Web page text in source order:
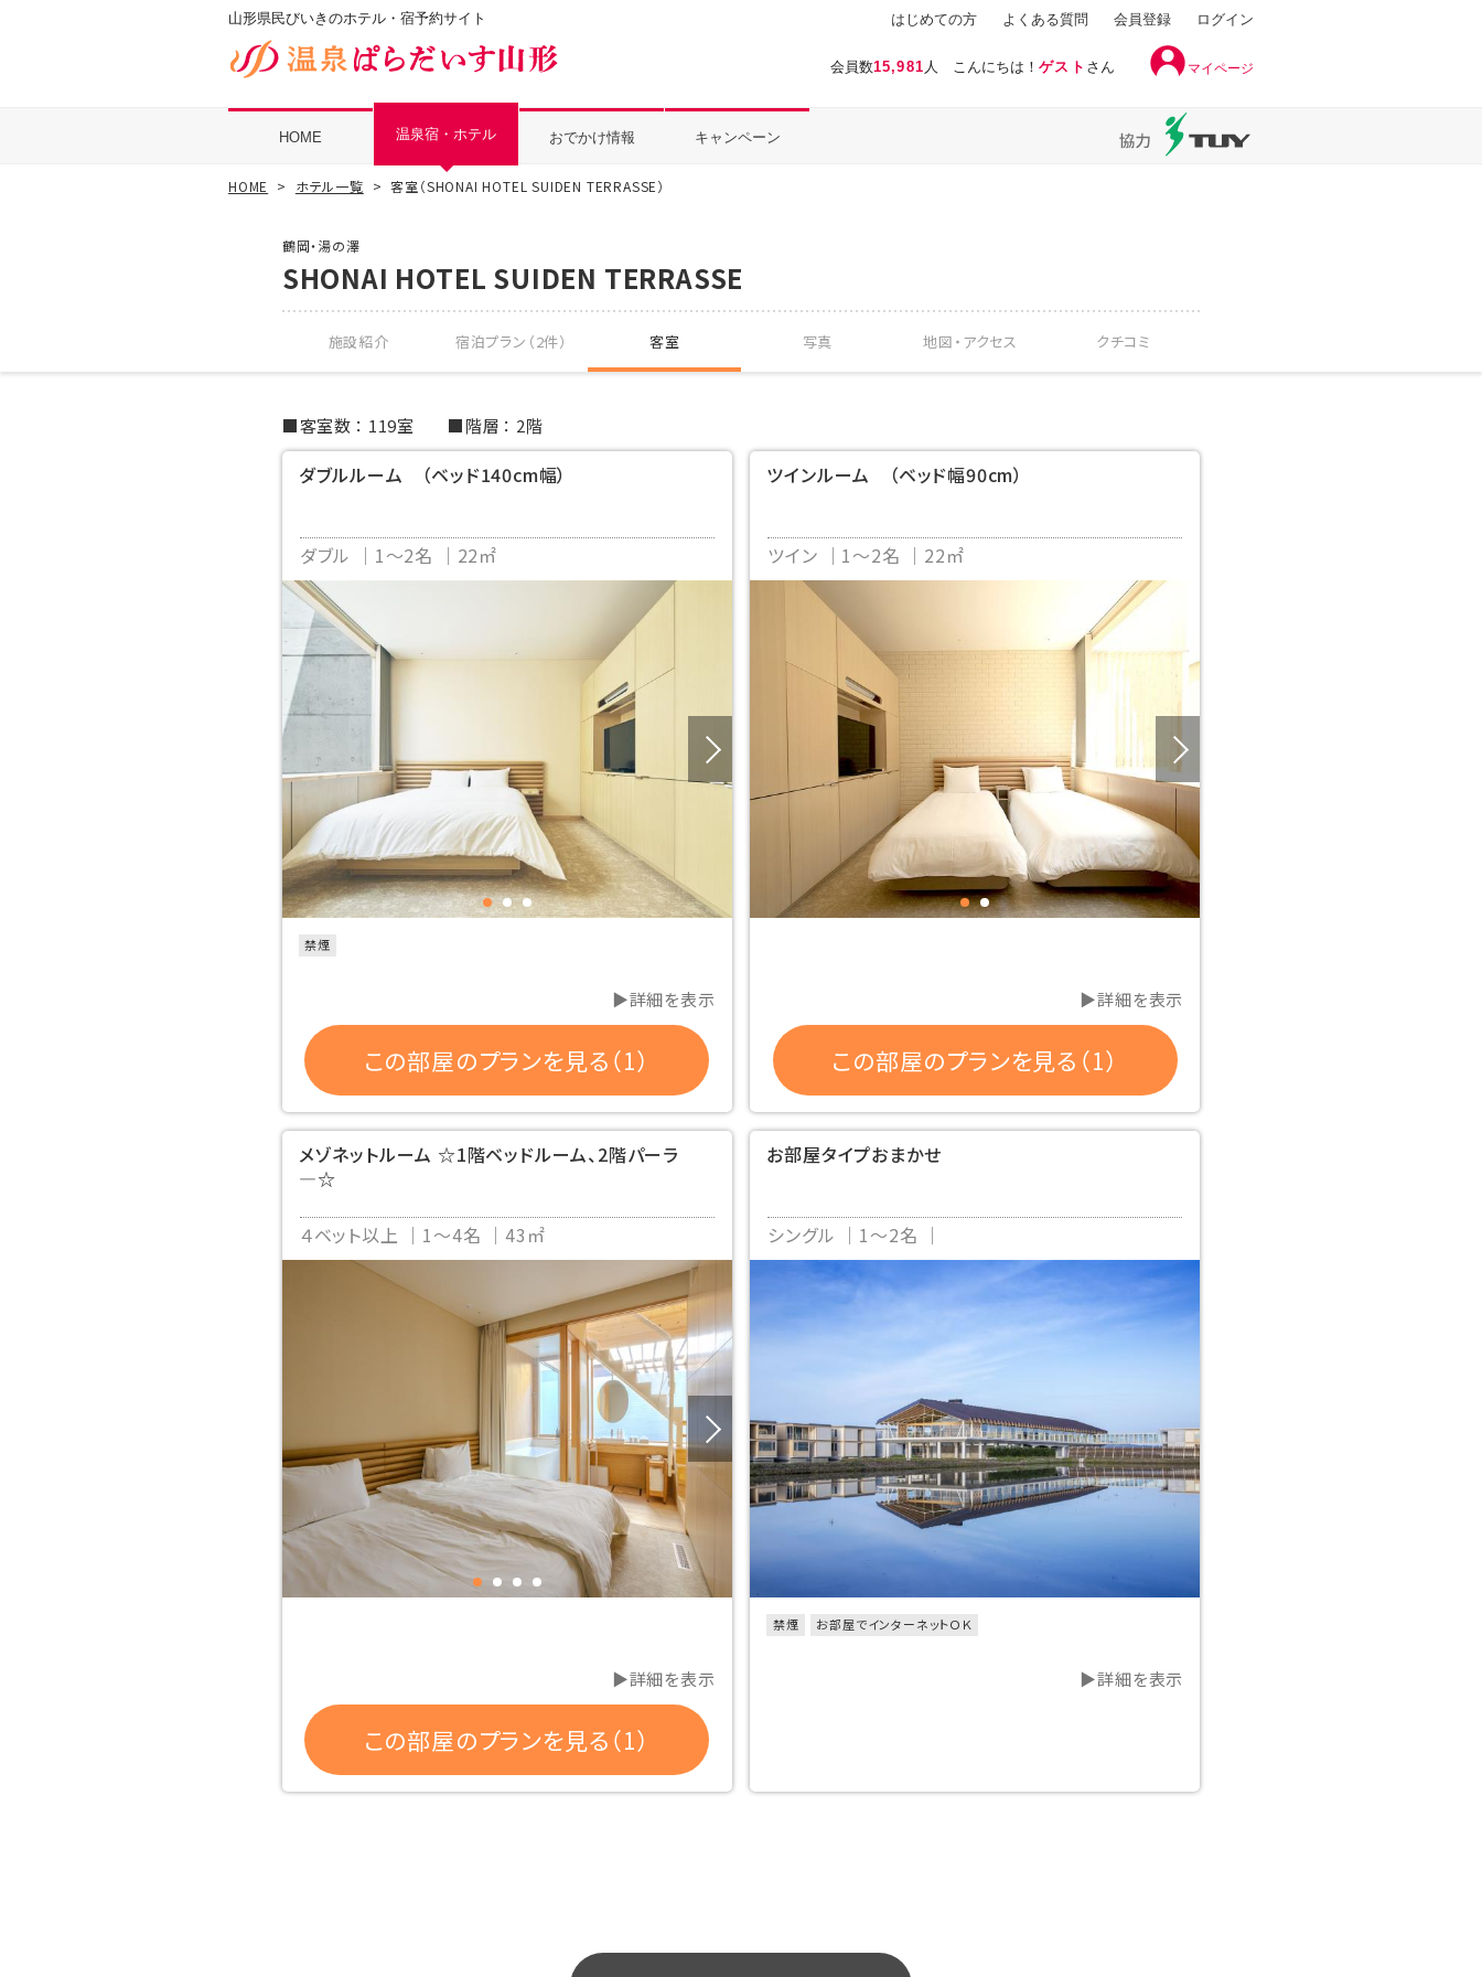
山形県民びいきのホテル・宿予約サイト
会員数15,981 人 こんにちは！ゲスト さん マイページ
はじめての方 よくある質問 会員登録 ログイン
HOME 温泉宿・ホテル おでかけ情報 キャンペーン
HOME ホテル一覧 客室（SHONAI HOTEL SUIDEN TERRASSE）
鶴岡・湯の澤
SHONAI HOTEL SUIDEN TERRASSE
施設紹介 宿泊プラン（2件） 客室 写真 地図・ アクセス クチコミ
客室数 119室 階層 2階
ダブルルーム （ベッド140cm幅）
ダブル 1～2名 22㎡
禁煙
▶詳細を表示
この部屋のプランを見る（1）
ツインルーム （ベッド幅90cm）
ツイン 1～2名 22㎡
▶詳細を表示
この部屋のプランを見る（1）
メゾネットルーム ☆1階ベッドルーム、2階パーラ
―☆
４ベット以上 1～4名 43㎡
▶詳細を表示
この部屋のプランを見る（1）
お部屋タイプおまかせ
シングル 1～2名
禁煙 お部屋でインターネットＯＫ
▶詳細を表示